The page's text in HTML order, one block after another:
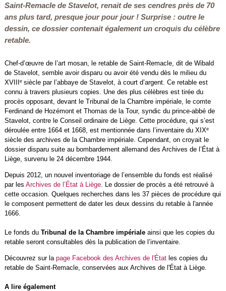
Saint-Remacle de Stavelot, renait de ses cendres près de 70
ans plus tard, presque jour pour jour ! Surprise : outre le
dessin, ce dossier contenait également un croquis du célèbre
retable.
Chef-d’œuvre de l’art mosan, le retable de Saint-Remacle, dit de Wibald
de Stavelot, semble avoir disparu ou avoir été vendu dès le milieu du
XVIII
e siècle par l’abbaye de Stavelot, à court d’argent. Ce retable est
connu à travers plusieurs copies. Une des plus célèbres est tirée du
procès opposant, devant le Tribunal de la Chambre impériale, le comte
Ferdinand de Hozémont et Thomas de la Tour, syndic du prince-abbé de
Stavelot, contre le Conseil ordinaire de Liège. Cette procédure, qui s’est
déroulée entre 1664 et 1668, est mentionnée dans l’inventaire du XIXe
siècle des archives de la Chambre impériale. Cependant, on croyait le
dossier disparu suite au bombardement allemand des Archives de l’État à
Liège, survenu le 24 décembre 1944.
Depuis 2012, un nouvel inventoriage de l’ensemble du fonds est réalisé
par les Archives de l’État à Liège. Le dossier de procès a été retrouvé à
cette occasion. Quelques recherches dans les 37 pièces de procédure qui
le composent permettent de dater les deux dessins du retable à l'année
1666.
Le fonds duTribunal de la Chambre impérialeainsi que les copies du
retable seront consultables dès la publication de l’inventaire.
Découvrez sur la page Facebook des Archives de l'Étatles copies du
retable de Saint-Remacle, conservées aux Archives de l'État à Liège.
A lire également